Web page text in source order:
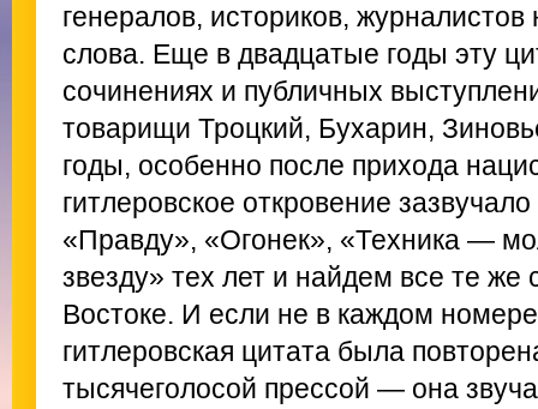
генералов, историков,
слова. Еще в двадцатые годы эту
сочинениях и публичных
товарищи Троцкий, Бухарин,
годы, особенно после прихода
гитлеровское откровение
«Правду», «Огонек», «Техника —
звезду» тех лет и найдем все те же
Востоке. И если не в каждом
гитлеровская цитата была
тысячеголосой прессой — она